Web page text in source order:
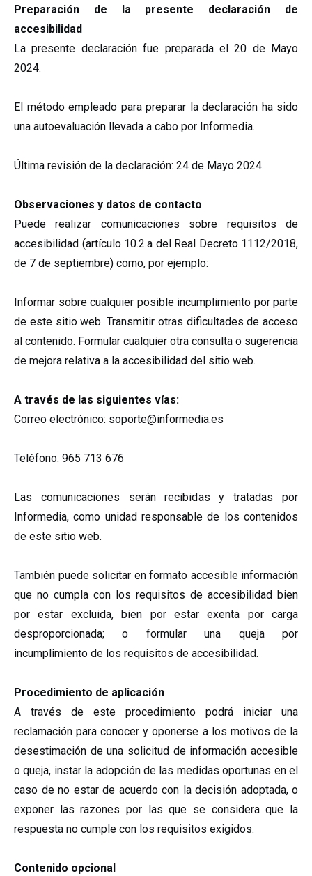
Preparación de la presente declaración de
accesibilidad
La presente declaración fue preparada el 20 de Mayo
2024.
El método empleado para preparar la declaración ha sido
una autoevaluación llevada a cabo por Informedia.
Última revisión de la declaración: 24 de Mayo 2024.
Observaciones y datos de contacto
Puede realizar comunicaciones sobre requisitos de
accesibilidad (artículo 10.2.a del Real Decreto 1112/2018,
de 7 de septiembre) como, por ejemplo:
Informar sobre cualquier posible incumplimiento por parte
de este sitio web. Transmitir otras dificultades de acceso
al contenido. Formular cualquier otra consulta o sugerencia
de mejora relativa a la accesibilidad del sitio web.
A través de las siguientes vías:
Correo electrónico: soporte@informedia.es
Teléfono: 965 713 676
Las comunicaciones serán recibidas y tratadas por
Informedia, como unidad responsable de los contenidos
de este sitio web.
También puede solicitar en formato accesible información
que no cumpla con los requisitos de accesibilidad bien
por estar excluida, bien por estar exenta por carga
desproporcionada; o formular una queja por
incumplimiento de los requisitos de accesibilidad.
Procedimiento de aplicación
A través de este procedimiento podrá iniciar una
reclamación para conocer y oponerse a los motivos de la
desestimación de una solicitud de información accesible
o queja, instar la adopción de las medidas oportunas en el
caso de no estar de acuerdo con la decisión adoptada, o
exponer las razones por las que se considera que la
respuesta no cumple con los requisitos exigidos.
Contenido opcional